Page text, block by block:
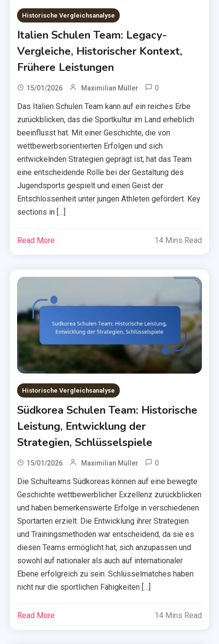
Historische Vergleichsanalyse
Italien Schulen Team: Legacy-
Vergleiche, Historischer Kontext,
Frühere Leistungen
15/01/2026 Maximilian Müller 0
Das Italien Schulen Team kann auf ein reiches Erbe
zurückblicken, das die Sportkultur im Land erheblich
beeinflusst hat. Mit einer Geschichte, die von
wettbewerbsorientierten Erfolgen und sich
entwickelnden Strategien geprägt ist, hat das Team
eine entscheidende Rolle bei der Gestaltung des
Jugendsports gespielt und einen Geist der
Entschlossenheit unter jungen Athleten gefördert. Key
sections in […]
Read More 14 Mins Read
Historische Vergleichsanalyse
Südkorea Schulen Team: Historische
Leistung, Entwicklung der
Strategien, Schlüsselspiele
15/01/2026 Maximilian Müller 0
Die Schulteams Südkoreas können auf eine bewegte
Geschichte wettbewerblicher Exzellenz zurückblicken
und haben bemerkenswerte Erfolge in verschiedenen
Sportarten erzielt. Die Entwicklung ihrer Strategien
und Trainingsmethoden war entscheidend, da sie es
diesen Teams ermöglicht hat, sich anzupassen und
sowohl auf nationaler als auch auf internationaler
Ebene erfolgreich zu sein. Schlüsselmatches haben
nicht nur die sportlichen Fähigkeiten […]
Read More 14 Mins Read